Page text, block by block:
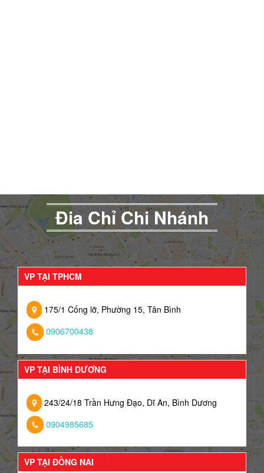
Đia Chỉ Chi Nhánh
VP TẠI TPHCM
175/1 Cống lỡ, Phường 15, Tân Bình
0906700438
VP TẠI BÌNH DƯƠNG
243/24/18 Trần Hưng Đạo, Dĩ An, Bình Dương
0904985685
VP TẠI ĐỒNG NAI